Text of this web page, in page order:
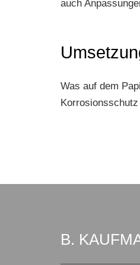
auch
Was auf dem
B.